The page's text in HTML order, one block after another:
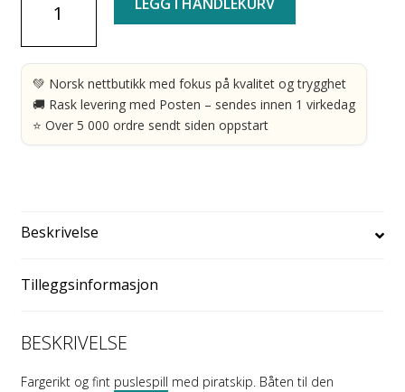
kr 239.00.kr 159.00.
Djeco
antall
LEGG I HANDLEKURV
💚 Norsk nettbutikk med fokus på kvalitet og trygghet
🚚 Rask levering med Posten – sendes innen 1 virkedag
⭐ Over 5 000 ordre sendt siden oppstart
Beskrivelse
Tilleggsinformasjon
BESKRIVELSE
Fargerikt og fint puslespill med piratskip. Båten til den